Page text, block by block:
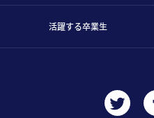
活躍する卒業生